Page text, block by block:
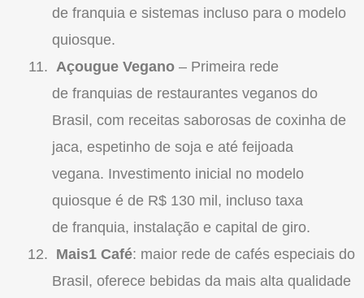
de franquia e sistemas incluso para o modelo
quiosque.
Açougue Vegano – Primeira rede
de franquias de restaurantes veganos do
Brasil, com receitas saborosas de coxinha de
jaca, espetinho de soja e até feijoada
vegana. Investimento inicial no modelo
quiosque é de R$ 130 mil, incluso taxa
de franquia, instalação e capital de giro.
Mais1 Café: maior rede de cafés especiais do
Brasil, oferece bebidas da mais alta qualidade